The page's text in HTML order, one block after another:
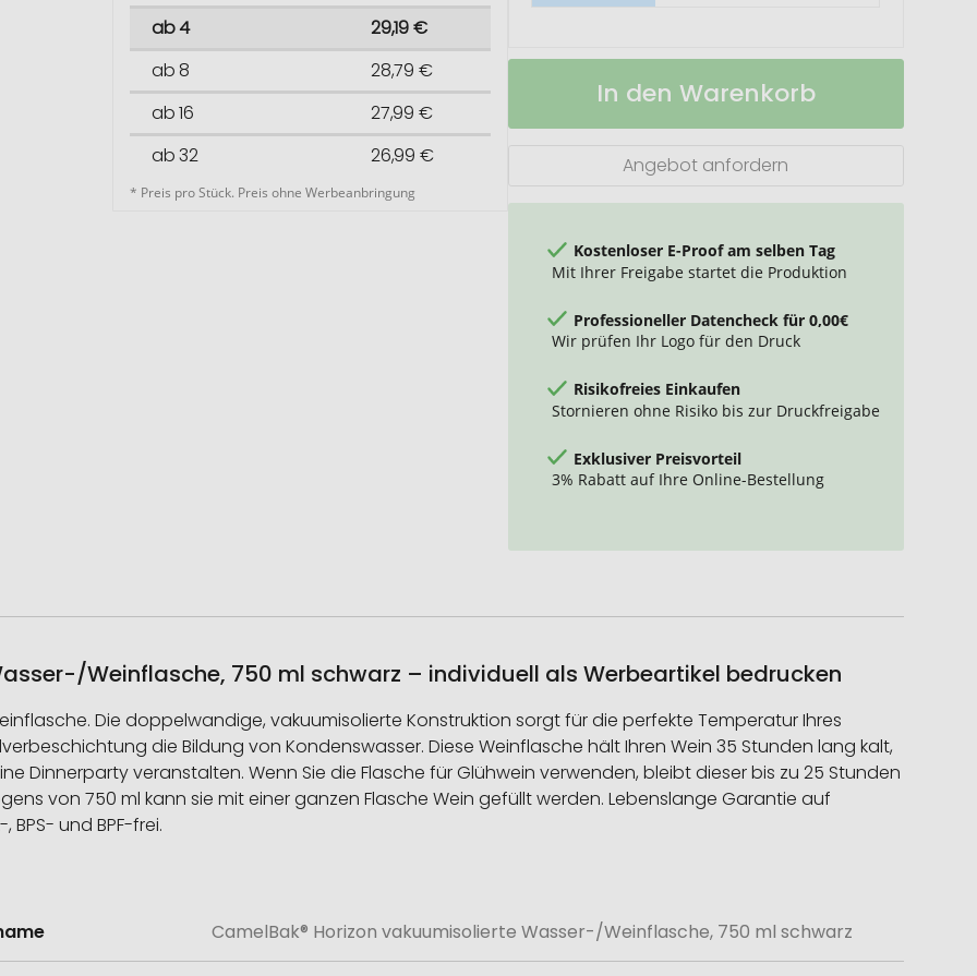
ab 4
29,19 €
ab 8
28,79 €
ab 16
27,99 €
ab 32
26,99 €
* Preis pro Stück. Preis ohne Werbeanbringung
CamelBak®
Wasser-/Weinflasche,
Auf
In den Warenkorb
Angebot anfordern
Kostenloser E-Proof am selben Tag
Mit Ihrer Freigabe startet die Produktion
Professioneller Datencheck für 0,00€
Wir prüfen Ihr Logo für den Druck
Risikofreies Einkaufen
Stornieren ohne Risiko bis zur Druckfreigabe
Exklusiver Preisvorteil
3% Rabatt auf Ihre Online-Bestellung
Weinflasche, 750 ml schwarz – individuell als Werbeartikel bedrucken
Die doppelwandige, vakuumisolierte Konstruktion sorgt für die perfekte Temperatur Ihres
die Bildung von Kondenswasser. Diese Weinflasche hält Ihren Wein 35 Stunden lang kalt,
Dinnerparty veranstalten. Wenn Sie die Flasche für Glühwein verwenden, bleibt dieser bis zu 25 Stunden
von 750 ml kann sie mit einer ganzen Flasche Wein gefüllt werden. Lebenslange Garantie auf
BPS- und BPF-frei.
CamelBak® Horizon vakuumisolierte Wasser-/Weinflasche, 750 ml schwarz